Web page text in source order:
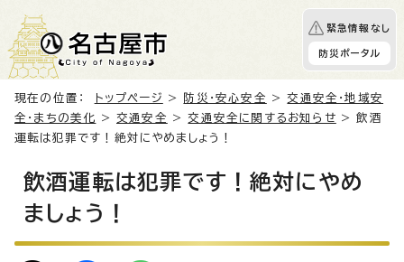
緊急情報なし
防災ポータル
現在の位置： トップページ > 防災・安心安全 >交通安全・地域安
全・まちの美化
>交通安全 >交通安全に関するお知らせ > 飲酒
運転は犯罪です！絶対にやめましょう！
飲酒運転は犯罪です！絶対にやめ
ましょう！